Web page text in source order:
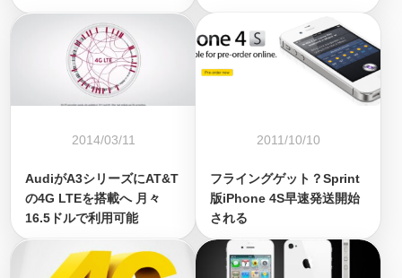
2014/03/11
AudiがA3シリーズにAT&T
の4G LTEを搭載へ 月々
16.5ドルで利用可能
2011/10/10
フライングゲット？Sprint
版iPhone 4S早速発送開始
される